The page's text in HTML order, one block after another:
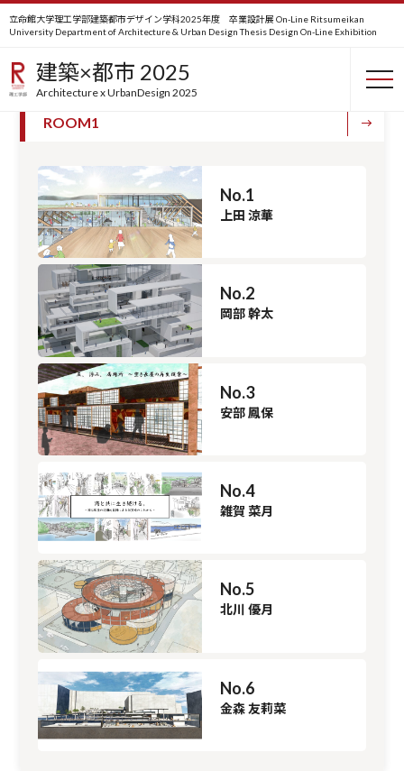
立命館大学理工学部建築都市デザイン学科2025年度 卒業設計展 On-Line Ritsumeikan
University Department of Architecture & Urban Design Thesis Design On-Line Exhibition
建築×都市 2025
Architecture x UrbanDesign 2025
ROOM1
No.1
上田 涼華
No.2
岡部 幹太
No.3
安部 鳳保
No.4
雑賀 菜月
No.5
北川 優月
No.6
金森 友莉菜